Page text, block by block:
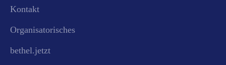
Kontakt
Organisatorisches
bethel.jetzt